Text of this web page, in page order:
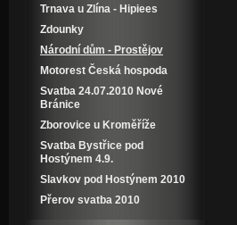
Trnava u Zlína - Hipiees
Zdounky
Národní dům - Prostějov
Motorest Česká hospoda
Svatba 24.07.2010 Nové
Bránice
Zborovice u Kroměříže
Svatba Bystřice pod
Hostýnem 4.9.
Slavkov pod Hostýnem 2010
Přerov svatba 2010